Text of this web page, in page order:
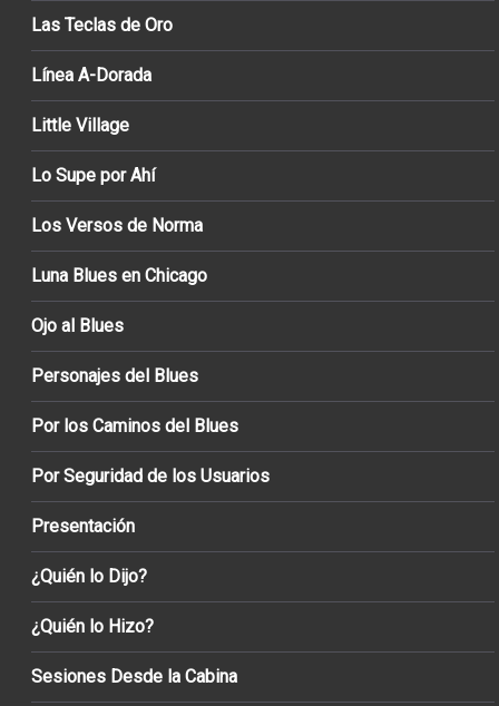
Las Teclas de Oro
Línea A-Dorada
Little Village
Lo Supe por Ahí
Los Versos de Norma
Luna Blues en Chicago
Ojo al Blues
Personajes del Blues
Por los Caminos del Blues
Por Seguridad de los Usuarios
Presentación
¿Quién lo Dijo?
¿Quién lo Hizo?
Sesiones Desde la Cabina